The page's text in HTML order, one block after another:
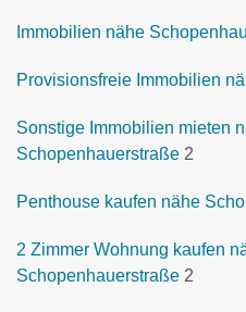
Immobilien nähe
Provisionsfreie Immobilien
Sonstige Immobilien mieten
Schopenhauerstraße 2
Penthouse kaufen nähe
2 Zimmer Wohnung kaufen
Schopenhauerstraße 2